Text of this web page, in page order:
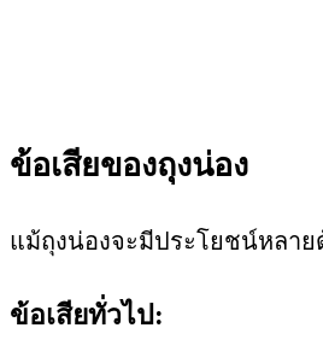
ข้อเสียของถุงน่อง
แม้ถุงน่องจะมีประโยชน์หลา
ข้อเสียทั่วไป: